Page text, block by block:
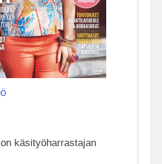
käsityöharrastajan